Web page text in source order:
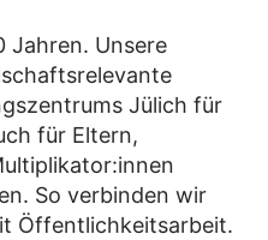
Jahren. Unsere
Jülich für
für Eltern,
So verbinden wir
Öffentlichkeitsarbeit.